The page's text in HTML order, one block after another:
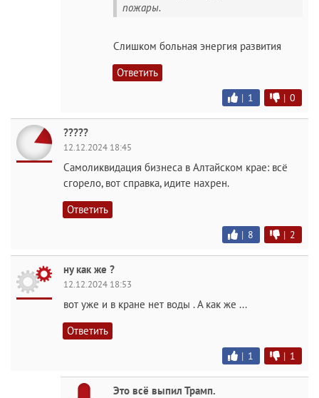
пожары.
Слишком больная энергия развития
Ответить
| 1 | 0
?????
12.12.2024 18:45
Самоликвидация бизнеса в Алтайском крае: всё
сгорело, вот справка, идите нахрен.
Ответить
| 8 | 2
ну как же ?
12.12.2024 18:53
вот уже и в кране нет воды . А как же ...
Ответить
| 1 | 1
Это всё выпил Трамп.